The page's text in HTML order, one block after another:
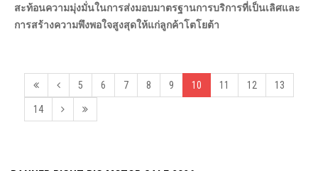
สะท้อนความมุ่งมั่นในการส่งมอบมาตรฐานการบริการที่เป็นเลิศและ
การสร้างความพึงพอใจสูงสุดให้แก่ลูกค้าโตโยต้า
5 6 7 8 9 10 11 12 13
14